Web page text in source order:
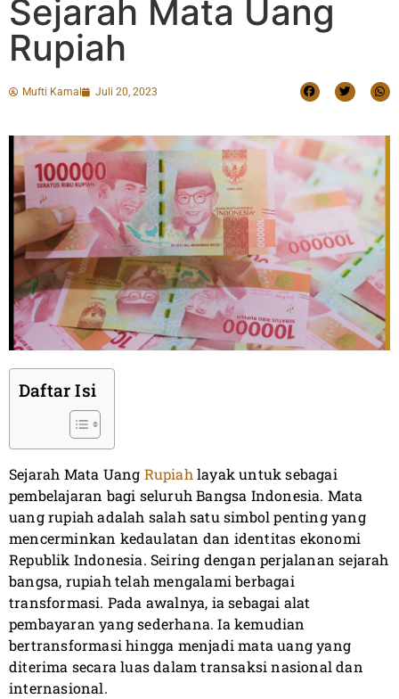
Sejarah Mata Uang
Rupiah
Mufti Kamal Juli 20, 2023
Daftar Isi
Sejarah Mata Uang Rupiah layak untuk sebagai
pembelajaran bagi seluruh Bangsa Indonesia. Mata
uang rupiah adalah salah satu simbol penting yang
mencerminkan kedaulatan dan identitas ekonomi
Republik Indonesia. Seiring dengan perjalanan sejarah
bangsa, rupiah telah mengalami berbagai
transformasi. Pada awalnya, ia sebagai alat
pembayaran yang sederhana. Ia kemudian
bertransformasi hingga menjadi mata uang yang
diterima secara luas dalam transaksi nasional dan
internasional.